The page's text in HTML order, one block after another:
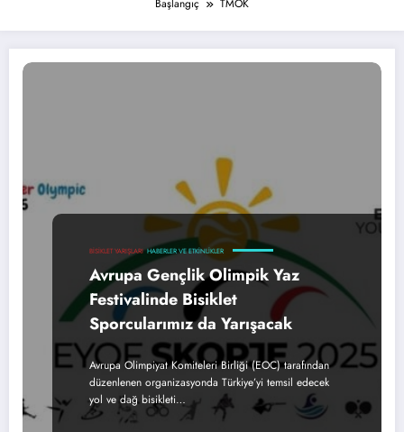
Başlangıç TMOK
BISIKLET YARIŞLARI HABERLER VE ETKINLIKLER
Avrupa Gençlik Olimpik Yaz
Festivalinde Bisiklet
Sporcularımız da Yarışacak
Avrupa Olimpiyat Komiteleri Birliği (EOC) tarafından
düzenlenen organizasyonda Türkiye’yi temsil edecek
yol ve dağ bisikleti…